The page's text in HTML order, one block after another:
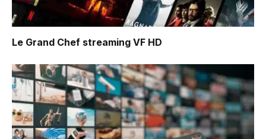
Le Grand Chef streaming VF HD